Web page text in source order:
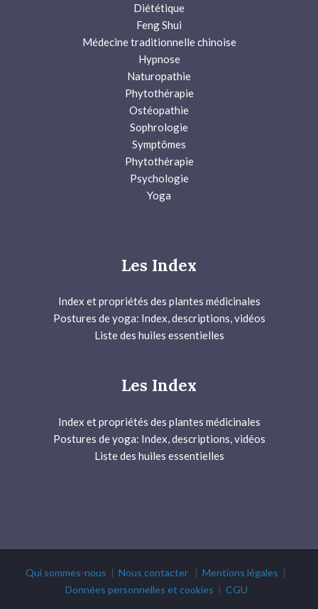
Diététique
Feng Shui
Médecine traditionnelle chinoise
Hypnose
Naturopathie
Phytothérapie
Ostéopathie
Sophrologie
Symptômes
Phytothérapie
Psychologie
Yoga
Les Index
Index et propriétés des plantes médicinales
Postures de yoga: Index, descriptions, vidéos
Liste des huiles essentielles
Les Index
Index et propriétés des plantes médicinales
Postures de yoga: Index, descriptions, vidéos
Liste des huiles essentielles
Qui sommes-nous | Nous contacter| Mentions légales |
Données personnelles et cookies | CGU